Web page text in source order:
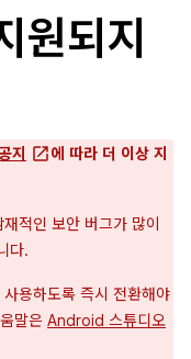
원되지
지
에 따라 더 이상 지
적인 보안 버그가 많이
다.
사용하도록 즉시 전환해야
말은 Android 스튜디오